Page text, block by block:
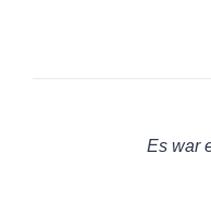
WARENKORB
Es war